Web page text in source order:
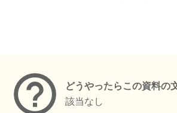
どうやったらこの資料の
該当なし